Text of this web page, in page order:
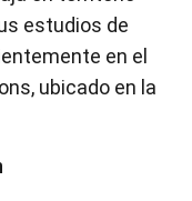
estudios de
en el
ubicado en la